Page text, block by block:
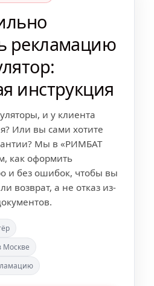
рекламацию
инструкция
и у клиента
Или вы сами хотите
Мы в «РИМБАТ
как оформить
и без ошибок, чтобы вы
возврат, а не отказ из-
Москве